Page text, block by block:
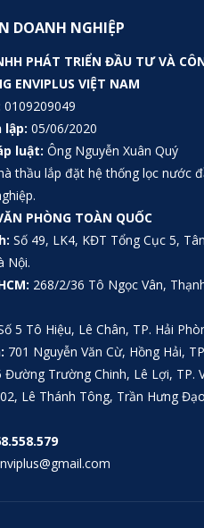
DOANH NGHIỆP
PHÁT TRIỂN ĐẦU TƯ VÀ
ENVIPLUS VIỆT NAM
0109209049
lập: 05/06/2020
luật: Ông Nguyễn Xuân Quý
thầu lắp đặt hệ thống lọc nước
PHÒNG TOÀN QUỐC
Số 49, LK4, KĐT Tổng Cục 5,
Nội.
268/2/36 Tô Ngọc Vân,
5 Tô Hiệu, Lê Chân, TP. Hải
701 Nguyễn Văn Cừ, Hồng Hải,
Đường Trường Chinh, Lê Lợi, TP.
Lê Thánh Tông, Trần Hưng